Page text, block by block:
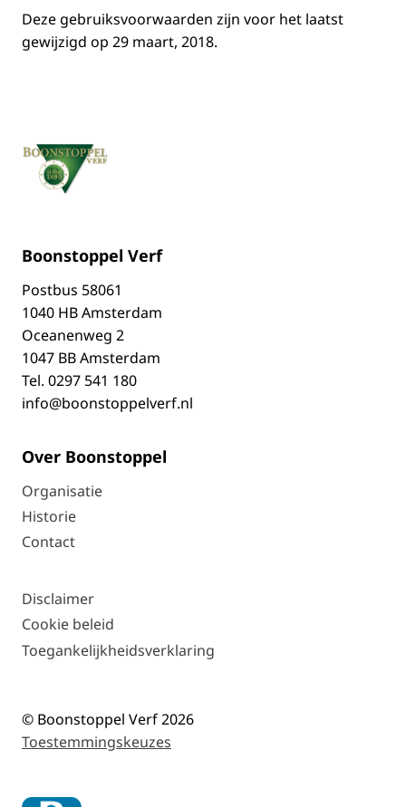
Deze gebruiksvoorwaarden zijn voor het laatst
gewijzigd op 29 maart, 2018.
Boonstoppel Verf
Postbus 58061
1040 HB Amsterdam
Oceanenweg 2
1047 BB Amsterdam
Tel. 0297 541 180
info@boonstoppelverf.nl
Over Boonstoppel
Organisatie
Historie
Contact
Disclaimer
Cookie beleid
Toegankelijkheidsverklaring
© Boonstoppel Verf 2026
Toestemmingskeuzes